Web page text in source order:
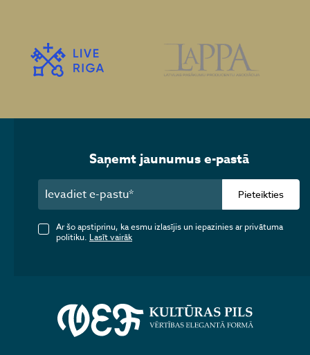
Saņemt jaunumus e-pastā
Pieteikties
Ar šo apstiprinu, ka esmu izlasījis un iepazinies ar privātuma
politiku. Lasīt vairāk